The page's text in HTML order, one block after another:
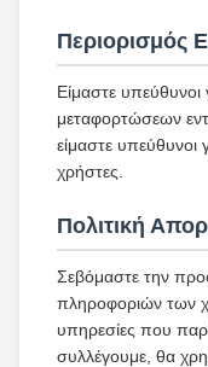
Περιορισμός
Είμαστε υπεύθυνοι
μεταφορτώσεων
είμαστε υπεύθυνοι
χρήστες.
Πολιτική
Σεβόμαστε την
πληροφοριών των
υπηρεσίες που
συλλέγουμε, θα